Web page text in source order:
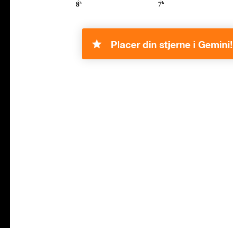
Placer din stjerne i Gemini!